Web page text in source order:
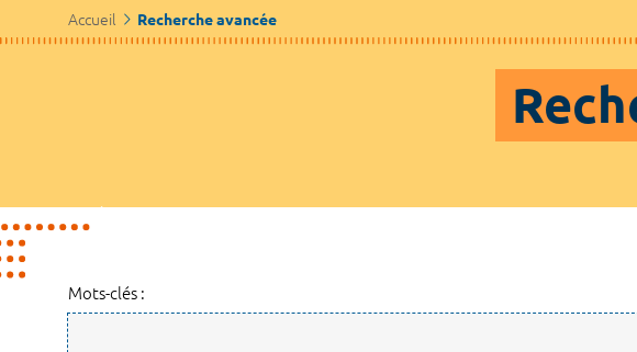
Accueil Recherche avancée
Mots-clés :